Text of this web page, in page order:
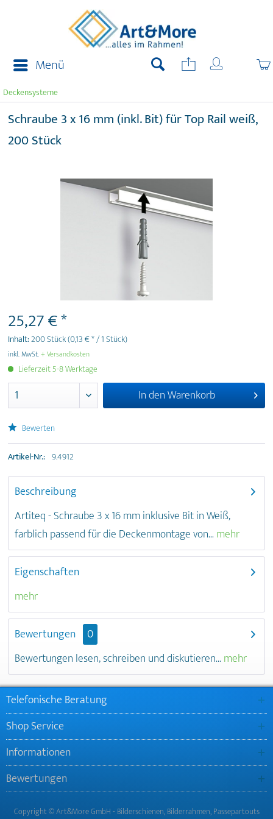
Menü
Deckensysteme
Schraube 3 x 16 mm (inkl. Bit) für Top Rail weiß,
200 Stück
25,27 € *
Inhalt:200 Stück(0,13 € * / 1 Stück)
inkl. MwSt.+ Versandkosten
Lieferzeit 5-8 Werktage
In denWarenkorb
Bewerten
Artikel-Nr.: 9.4912
Beschreibung
Artiteq - Schraube 3 x 16 mm inklusive Bit in Weiß,
farblich passend für die Deckenmontage von... mehr
Eigenschaften
mehr
Bewertungen
0
Bewertungen lesen, schreiben und diskutieren... mehr
Telefonische Beratung
Shop Service
Informationen
Bewertungen
Copyright © Art&More GmbH - Bilderschienen, Bilderrahmen, Passepartouts